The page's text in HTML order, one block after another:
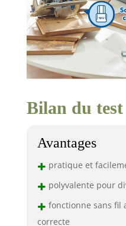
Bilan du test
Avantages
+ pratique et
+ polyvalente pour
+ fonctionne sans fil
correcte